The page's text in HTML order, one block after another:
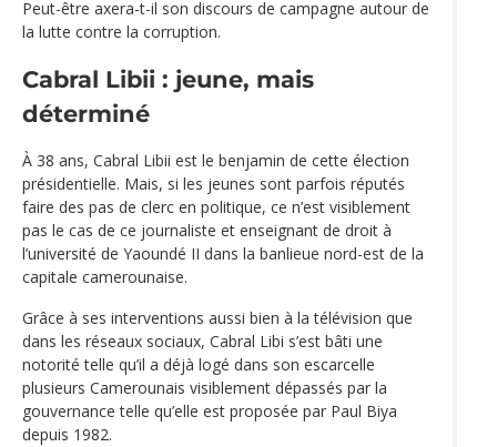
Peut-être axera-t-il son discours de campagne autour de
la lutte contre la corruption.
Cabral Libii : jeune, mais
déterminé
À 38 ans, Cabral Libii est le benjamin de cette élection
présidentielle. Mais, si les jeunes sont parfois réputés
faire des pas de clerc en politique, ce n’est visiblement
pas le cas de ce journaliste et enseignant de droit à
l’université de Yaoundé II dans la banlieue nord-est de la
capitale camerounaise.
Grâce à ses interventions aussi bien à la télévision que
dans les réseaux sociaux, Cabral Libi s’est bâti une
notorité telle qu’il a déjà logé dans son escarcelle
plusieurs Camerounais visiblement dépassés par la
gouvernance telle qu’elle est proposée par Paul Biya
depuis 1982.